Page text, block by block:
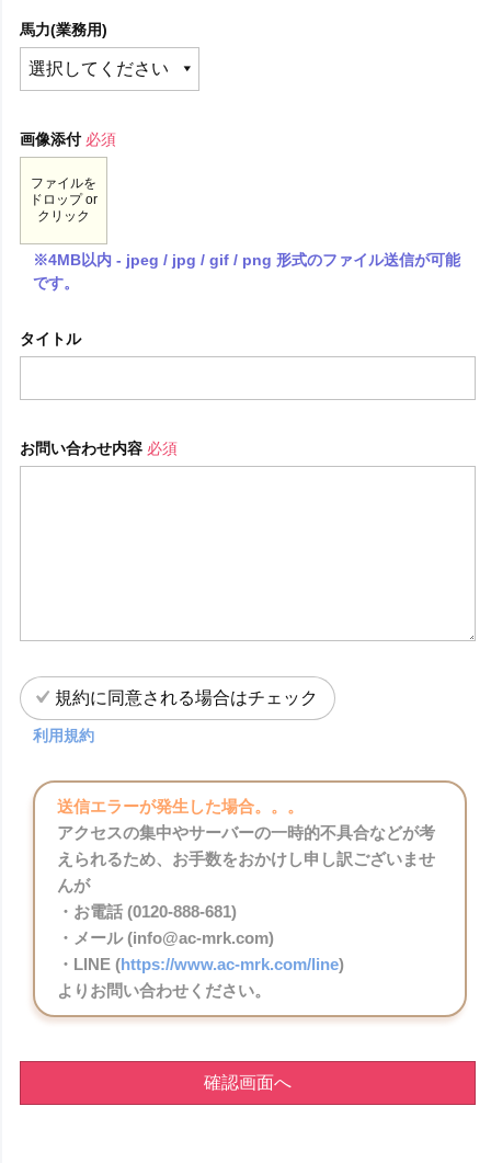
馬力(業務用)
画像添付 必須
ファイルを
ドロップ or
クリック
※4MB以内 - jpeg / jpg / gif / png 形式のファイル送信が可能
です。
タイトル
お問い合わせ内容 必須
規約に同意される場合はチェック
利用規約
送信エラーが発生した場合。。。
アクセスの集中やサーバーの一時的不具合などが考
えられるため、お手数をおかけし申し訳ございませ
んが
・お電話 (0120-888-681)
・メール (info@ac-mrk.com)
・LINE (https://www.ac-mrk.com/line)
よりお問い合わせください。
確認画面へ